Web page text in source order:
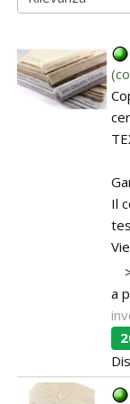
Il
a
Armadi
Divani letto in
Poltrone letto in
Vetrine in legno
ARREDO SU MISURA
Armadi e mobiletti
Pavimentazione
Stampe
Kit Tatami + Futon
Porte scorrevoli
Interior color
Camera da letto
Camera da letto
Area